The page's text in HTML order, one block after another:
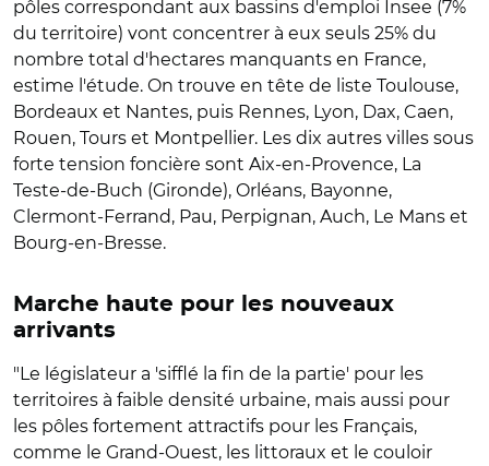
pôles correspondant aux bassins d'emploi Insee (7%
du territoire) vont concentrer à eux seuls 25% du
nombre total d'hectares manquants en France,
estime l'étude. On trouve en tête de liste Toulouse,
Bordeaux et Nantes, puis Rennes, Lyon, Dax, Caen,
Rouen, Tours et Montpellier. Les dix autres villes sous
forte tension foncière sont Aix-en-Provence, La
Teste-de-Buch (Gironde), Orléans, Bayonne,
Clermont-Ferrand, Pau, Perpignan, Auch, Le Mans et
Bourg-en-Bresse.
Marche haute pour les nouveaux
arrivants
"Le législateur a 'sifflé la fin de la partie' pour les
territoires à faible densité urbaine, mais aussi pour
les pôles fortement attractifs pour les Français,
comme le Grand-Ouest, les littoraux et le couloir